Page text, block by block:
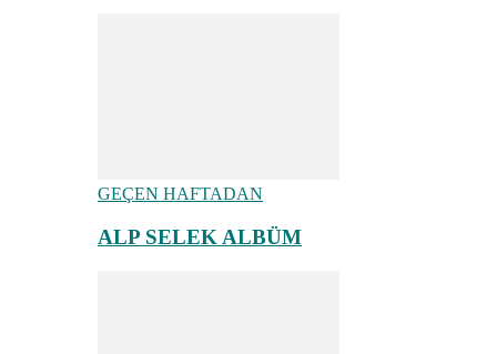
GEÇEN HAFTADAN
ALP SELEK ALBÜM